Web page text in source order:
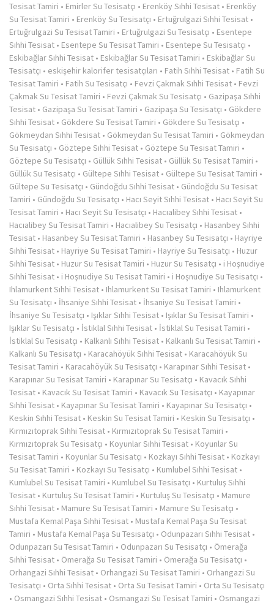
Tesisat Tamiri • Emirler Su Tesisatçı • Erenköy Sıhhi Tesisat • Erenköy
Su Tesisat Tamiri • Erenköy Su Tesisatçı • Ertuğrulgazi Sıhhi Tesisat •
Ertuğrulgazi Su Tesisat Tamiri • Ertuğrulgazi Su Tesisatçı • Esentepe
Sıhhi Tesisat • Esentepe Su Tesisat Tamiri • Esentepe Su Tesisatçı •
Eskibağlar Sıhhi Tesisat • Eskibağlar Su Tesisat Tamiri • Eskibağlar Su
Tesisatçı • eskişehir kalorifer tesisatçıları • Fatih Sıhhi Tesisat • Fatih Su
Tesisat Tamiri • Fatih Su Tesisatçı • Fevzi Çakmak Sıhhi Tesisat • Fevzi
Çakmak Su Tesisat Tamiri • Fevzi Çakmak Su Tesisatçı • Gazipaşa Sıhhi
Tesisat • Gazipaşa Su Tesisat Tamiri • Gazipaşa Su Tesisatçı • Gökdere
Sıhhi Tesisat • Gökdere Su Tesisat Tamiri • Gökdere Su Tesisatçı •
Gökmeydan Sıhhi Tesisat • Gökmeydan Su Tesisat Tamiri • Gökmeydan
Su Tesisatçı • Göztepe Sıhhi Tesisat • Göztepe Su Tesisat Tamiri •
Göztepe Su Tesisatçı • Güllük Sıhhi Tesisat • Güllük Su Tesisat Tamiri •
Güllük Su Tesisatçı • Gültepe Sıhhi Tesisat • Gültepe Su Tesisat Tamiri •
Gültepe Su Tesisatçı • Gündoğdu Sıhhi Tesisat • Gündoğdu Su Tesisat
Tamiri • Gündoğdu Su Tesisatçı • Hacı Seyit Sıhhi Tesisat • Hacı Seyit Su
Tesisat Tamiri • Hacı Seyit Su Tesisatçı • Hacıalibey Sıhhi Tesisat •
Hacıalibey Su Tesisat Tamiri • Hacıalibey Su Tesisatçı • Hasanbey Sıhhi
Tesisat • Hasanbey Su Tesisat Tamiri • Hasanbey Su Tesisatçı • Hayriye
Sıhhi Tesisat • Hayriye Su Tesisat Tamiri • Hayriye Su Tesisatçı • Huzur
Sıhhi Tesisat • Huzur Su Tesisat Tamiri • Huzur Su Tesisatçı • i Hoşnudiye
Sıhhi Tesisat • i Hoşnudiye Su Tesisat Tamiri • i Hoşnudiye Su Tesisatçı •
Ihlamurkent Sıhhi Tesisat • Ihlamurkent Su Tesisat Tamiri • Ihlamurkent
Su Tesisatçı • İhsaniye Sıhhi Tesisat • İhsaniye Su Tesisat Tamiri •
İhsaniye Su Tesisatçı • Işıklar Sıhhi Tesisat • Işıklar Su Tesisat Tamiri •
Işıklar Su Tesisatçı • İstiklal Sıhhi Tesisat • İstiklal Su Tesisat Tamiri •
İstiklal Su Tesisatçı • Kalkanlı Sıhhi Tesisat • Kalkanlı Su Tesisat Tamiri •
Kalkanlı Su Tesisatçı • Karacahöyük Sıhhi Tesisat • Karacahöyük Su
Tesisat Tamiri • Karacahöyük Su Tesisatçı • Karapınar Sıhhi Tesisat •
Karapınar Su Tesisat Tamiri • Karapınar Su Tesisatçı • Kavacık Sıhhi
Tesisat • Kavacık Su Tesisat Tamiri • Kavacık Su Tesisatçı • Kayapınar
Sıhhi Tesisat • Kayapınar Su Tesisat Tamiri • Kayapınar Su Tesisatçı •
Keskin Sıhhi Tesisat • Keskin Su Tesisat Tamiri • Keskin Su Tesisatçı •
Kırmızıtoprak Sıhhi Tesisat • Kırmızıtoprak Su Tesisat Tamiri •
Kırmızıtoprak Su Tesisatçı • Koyunlar Sıhhi Tesisat • Koyunlar Su
Tesisat Tamiri • Koyunlar Su Tesisatçı • Kozkayı Sıhhi Tesisat • Kozkayı
Su Tesisat Tamiri • Kozkayı Su Tesisatçı • Kumlubel Sıhhi Tesisat •
Kumlubel Su Tesisat Tamiri • Kumlubel Su Tesisatçı • Kurtuluş Sıhhi
Tesisat • Kurtuluş Su Tesisat Tamiri • Kurtuluş Su Tesisatçı • Mamure
Sıhhi Tesisat • Mamure Su Tesisat Tamiri • Mamure Su Tesisatçı •
Mustafa Kemal Paşa Sıhhi Tesisat • Mustafa Kemal Paşa Su Tesisat
Tamiri • Mustafa Kemal Paşa Su Tesisatçı • Odunpazarı Sıhhi Tesisat •
Odunpazarı Su Tesisat Tamiri • Odunpazarı Su Tesisatçı • Ömerağa
Sıhhi Tesisat • Ömerağa Su Tesisat Tamiri • Ömerağa Su Tesisatçı •
Orhangazi Sıhhi Tesisat • Orhangazi Su Tesisat Tamiri • Orhangazi Su
Tesisatçı • Orta Sıhhi Tesisat • Orta Su Tesisat Tamiri • Orta Su Tesisatçı
• Osmangazi Sıhhi Tesisat • Osmangazi Su Tesisat Tamiri • Osmangazi